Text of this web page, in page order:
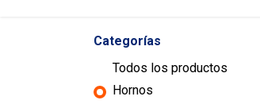
Categorías
Todos los productos
Hornos